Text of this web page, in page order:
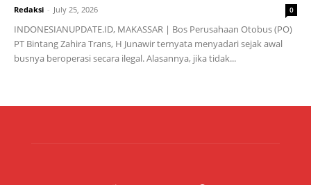
Redaksi - July 25, 2026 0
INDONESIANUPDATE.ID, MAKASSAR | Bos Perusahaan Otobus (PO)
PT Bintang Zahira Trans, H Junawir ternyata menyadari sejak awal
busnya beroperasi secara ilegal. Alasannya, jika tidak...